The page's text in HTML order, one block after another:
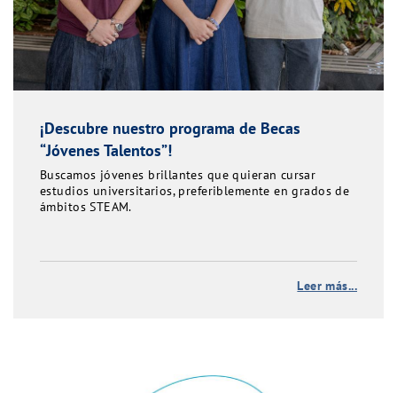
¡Descubre nuestro programa de Becas
“Jóvenes Talentos”!
Buscamos jóvenes brillantes que quieran cursar
estudios universitarios, preferiblemente en grados de
ámbitos STEAM.
Leer más...